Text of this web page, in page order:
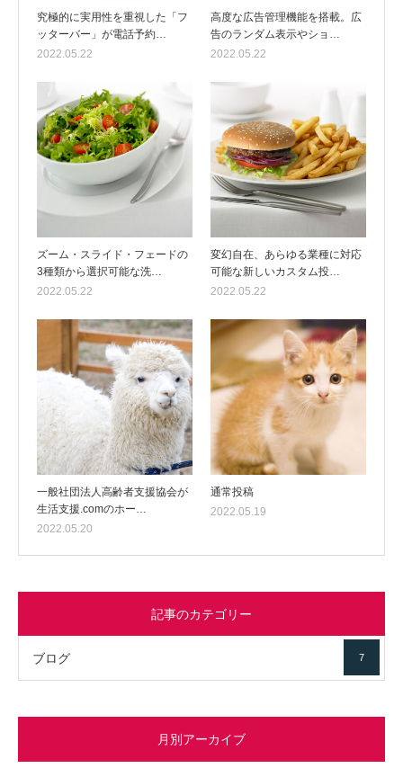
究極的に実用性を重視した「フ
ッターバー」が電話予約…
2022.05.22
高度な広告管理機能を搭載。広
告のランダム表示やショ…
2022.05.22
ズーム・スライド・フェードの
3種類から選択可能な洗…
2022.05.22
変幻自在、あらゆる業種に対応
可能な新しいカスタム投…
2022.05.22
一般社団法人高齢者支援協会が
生活支援.comのホー…
2022.05.20
通常投稿
2022.05.19
記事のカテゴリー
ブログ 7
月別アーカイブ